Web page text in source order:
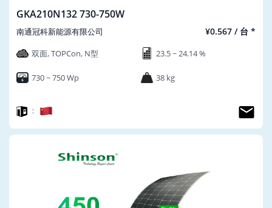
GKA210N132 730-750W
南通冠科新能源有限公司 ¥0.567 / 台 *
双面, TOPCon, N型 23.5 ~ 24.14 %
730 ~ 750 Wp 38 kg
：